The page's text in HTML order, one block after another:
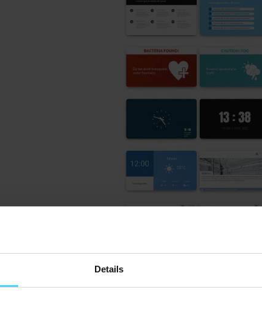
Details